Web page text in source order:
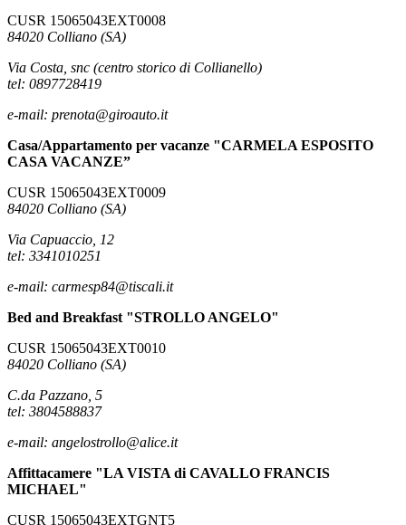
CUSR 15065043EXT0008
84020 Colliano (SA)
Via Costa, snc (centro storico di Collianello)
tel: 0897728419
e-mail: prenota@giroauto.it
Casa/Appartamento per vacanze "CARMELA ESPOSITO
CASA VACANZE”
CUSR 15065043EXT0009
84020 Colliano (SA)
Via Capuaccio, 12
tel: 3341010251
e-mail: carmesp84@tiscali.it
Bed and Breakfast "STROLLO ANGELO"
CUSR 15065043EXT0010
84020 Colliano (SA)
C.da Pazzano, 5
tel: 3804588837
e-mail: angelostrollo@alice.it
Affittacamere "LA VISTA di CAVALLO FRANCIS
MICHAEL"
CUSR 15065043EXTGNT5